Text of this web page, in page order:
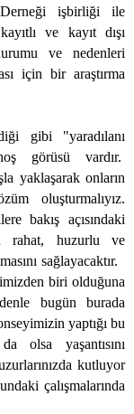
işbirliği ile
ve kayıt dışı
ve nedenleri
için bir araştırma
gibi "yaradılanı
görüsü vardır.
yaklaşarak onların
oluşturmalıyız.
bakış açısındaki
rahat, huzurlu ve
sağlayacaktır.
biri olduğuna
bugün burada
yaptığı bu
olsa yaşantısını
kutluyor
çalışmalarında